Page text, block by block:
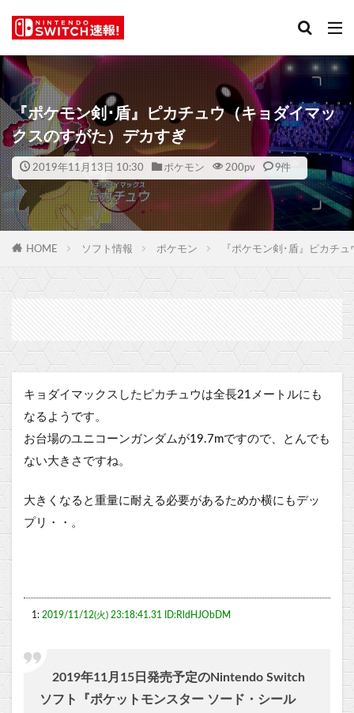
『ポケモン剣･盾』ピカチュウ（キョダイマッ
クスのすがた）デカすぎ
2019年11月13日 10:30 ポケモン 200pv 9件
HOME ソフト情報 ポケモン 『ポケモン剣･盾』ピカチ
キョダイマックスしたピカチュウは全長21メートルにも
なるようです。
お台場のユニコーンガンダムが19.7mですので、とんでも
ない大きさですね。
大きくなると重量に耐える必要があるためか横にもデッ
プリ・・。
1: 2019/11/12(火) 23:18:41.31 ID:RldHJObDM
2019年11月15日発売予定のNintendo Switch
ソフト『ポケットモンスター ソード・シール